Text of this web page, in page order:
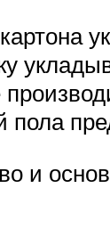
пола
и